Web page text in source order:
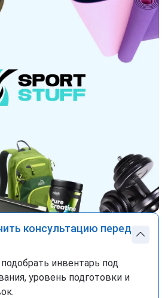
консультацию перед
инвентарь под
уровень подготовки и